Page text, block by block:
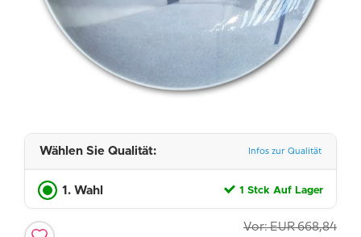
Wählen Sie Qualität: Infos zur Qualität
1. Wahl 1 Stck Auf Lager
Vor: EUR 668,84